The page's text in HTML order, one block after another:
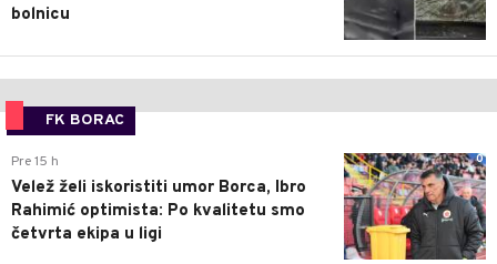
bolnicu
FK BORAC
0
Pre 15 h
Velež želi iskoristiti umor Borca, Ibro
Rahimić optimista: Po kvalitetu smo
četvrta ekipa u ligi